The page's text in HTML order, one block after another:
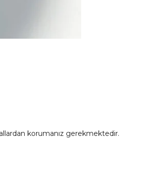
korumanız gerekmektedir.